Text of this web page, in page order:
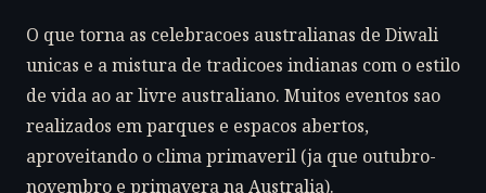
O que torna as celebracoes australianas de Diwali
unicas e a mistura de tradicoes indianas com o estilo
de vida ao ar livre australiano. Muitos eventos sao
realizados em parques e espacos abertos,
aproveitando o clima primaveril (ja que outubro-
novembro e primavera na Australia).